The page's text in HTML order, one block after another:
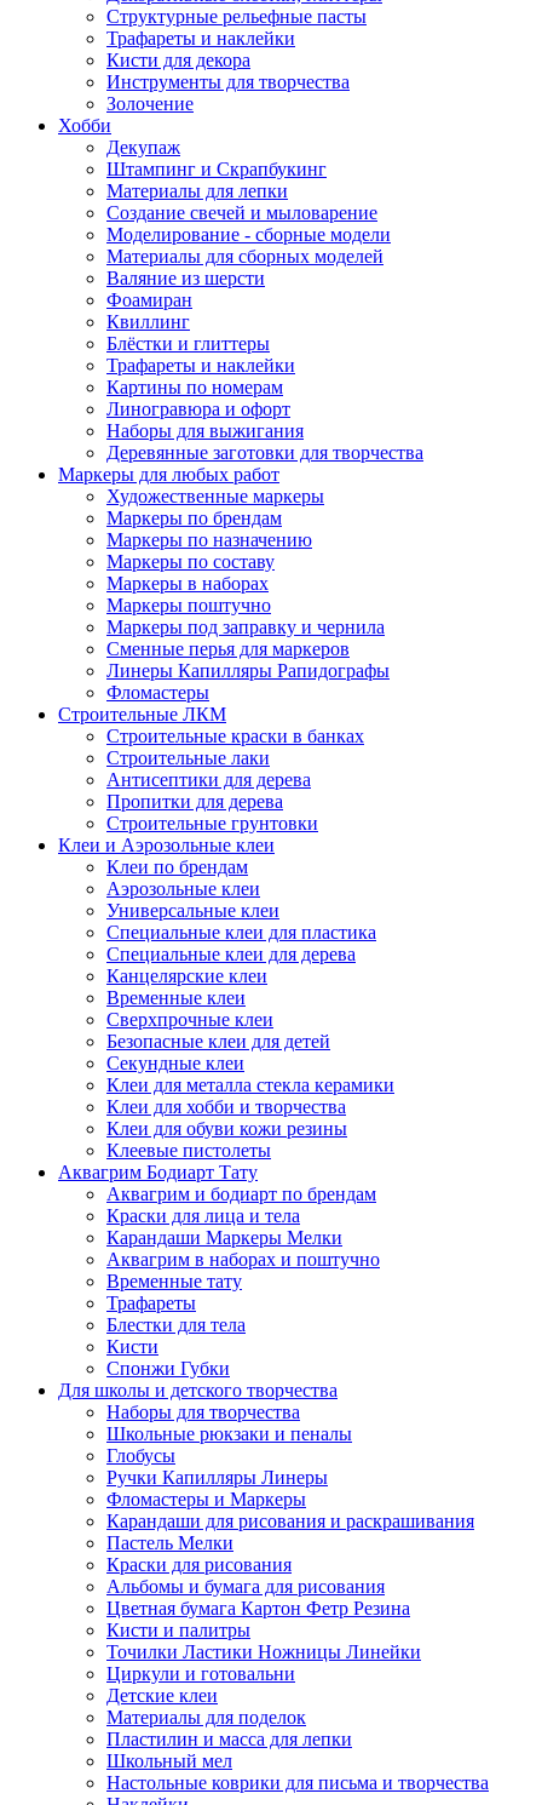
Структурные рельефные пасты
Трафареты и наклейки
Кисти для декора
Инструменты для творчества
Золочение
Хобби
Декупаж
Штампинг и Скрапбукинг
Материалы для лепки
Создание свечей и мыловарение
Моделирование - сборные модели
Материалы для сборных моделей
Валяние из шерсти
Фоамиран
Квиллинг
Блёстки и глиттеры
Трафареты и наклейки
Картины по номерам
Линогравюра и офорт
Наборы для выжигания
Деревянные заготовки для творчества
Маркеры для любых работ
Художественные маркеры
Маркеры по брендам
Маркеры по назначению
Маркеры по составу
Маркеры в наборах
Маркеры поштучно
Маркеры под заправку и чернила
Сменные перья для маркеров
Линеры Капилляры Рапидографы
Фломастеры
Строительные ЛКМ
Строительные краски в банках
Строительные лаки
Антисептики для дерева
Пропитки для дерева
Строительные грунтовки
Клеи и Аэрозольные клеи
Клеи по брендам
Аэрозольные клеи
Универсальные клеи
Специальные клеи для пластика
Специальные клеи для дерева
Канцелярские клеи
Временные клеи
Сверхпрочные клеи
Безопасные клеи для детей
Секундные клеи
Клеи для металла стекла керамики
Клеи для хобби и творчества
Клеи для обуви кожи резины
Клеевые пистолеты
Аквагрим Бодиарт Тату
Аквагрим и бодиарт по брендам
Краски для лица и тела
Карандаши Маркеры Мелки
Аквагрим в наборах и поштучно
Временные тату
Трафареты
Блестки для тела
Кисти
Спонжи Губки
Для школы и детского творчества
Наборы для творчества
Школьные рюкзаки и пеналы
Глобусы
Ручки Капилляры Линеры
Фломастеры и Маркеры
Карандаши для рисования и раскрашивания
Пастель Мелки
Краски для рисования
Альбомы и бумага для рисования
Цветная бумага Картон Фетр Резина
Кисти и палитры
Точилки Ластики Ножницы Линейки
Циркули и готовальни
Детские клеи
Материалы для поделок
Пластилин и масса для лепки
Школьный мел
Настольные коврики для письма и творчества